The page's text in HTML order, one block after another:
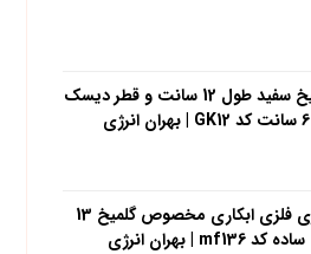
گل میخ سفید طول 12 سانت و قطر دیسک
6 سانت کد GK12 | بهران انرژی
مغزي فلزي ابکاري مخصوص گلمیخ 13
ساده کد mf136 | بهران انرژی